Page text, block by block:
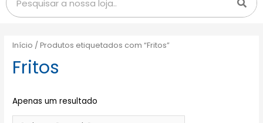
Início / Produtos etiquetados com “Fritos”
Fritos
Apenas um resultado